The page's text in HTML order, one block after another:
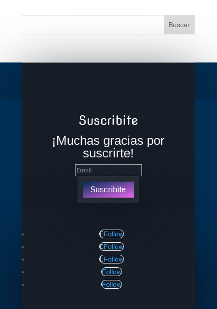
Suscribite
¡Muchas gracias por
suscrirte!
Suscribite
Follow
Follow
Follow
Follow
Follow